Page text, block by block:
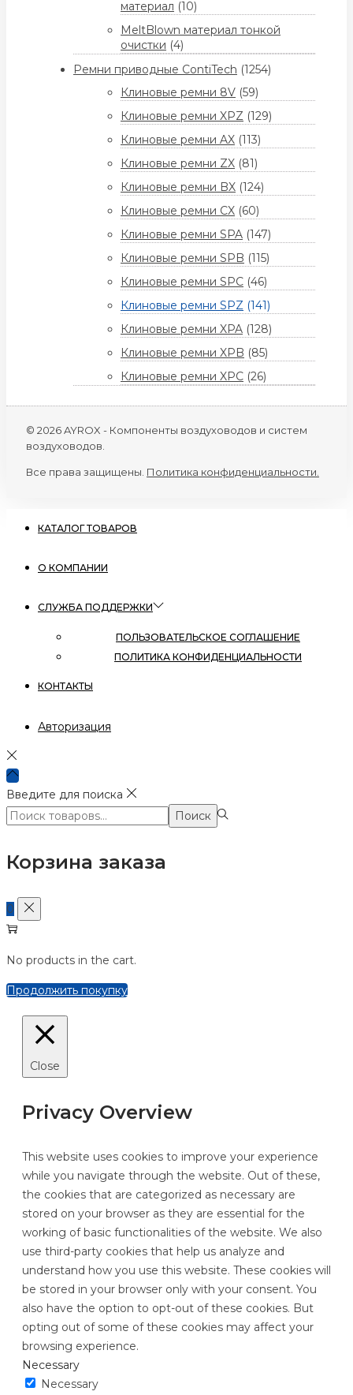
материал (10)
MeltBlown материал тонкой
очистки (4)
Ремни приводные ContiTech (1254)
Клиновые ремни 8V (59)
Клиновые ремни XPZ (129)
Клиновые ремни AX (113)
Клиновые ремни ZX (81)
Клиновые ремни BX (124)
Клиновые ремни CX (60)
Клиновые ремни SPA (147)
Клиновые ремни SPB (115)
Клиновые ремни SPC (46)
Клиновые ремни SPZ (141)
Клиновые ремни XPA (128)
Клиновые ремни XPB (85)
Клиновые ремни XPC (26)
© 2026 AYROX - Компоненты воздуховодов и систем
воздуховодов.
Все права защищены. Политика конфиденциальности.
КАТАЛОГ ТОВАРОВ
О КОМПАНИИ
СЛУЖБА ПОДДЕРЖКИ
ПОЛЬЗОВАТЕЛЬСКОЕ СОГЛАШЕНИЕ
ПОЛИТИКА КОНФИДЕНЦИАЛЬНОСТИ
КОНТАКТЫ
Авторизация
Введите для поиска
Поиск:>
Поиск
Корзина заказа
0
No products in the cart.
Продолжить покупку
Close
Privacy Overview
This website uses cookies to improve your experience
while you navigate through the website. Out of these,
the cookies that are categorized as necessary are
stored on your browser as they are essential for the
working of basic functionalities of the website. We also
use third-party cookies that help us analyze and
understand how you use this website. These cookies will
be stored in your browser only with your consent. You
also have the option to opt-out of these cookies. But
opting out of some of these cookies may affect your
browsing experience.
Necessary
Necessary